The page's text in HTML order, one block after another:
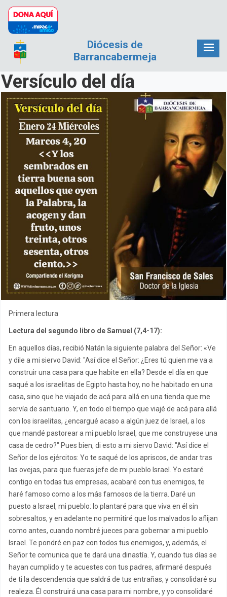
Pasar al contenido principal
Diócesis de
Barrancabermeja
Versículo del día
Primera lectura
Lectura del segundo libro de Samuel (7,4-17):
En aquellos días, recibió Natán la siguiente palabra del Señor: «Ve
y dile a mi siervo David: "Así dice el Señor: ¿Eres tú quien me va a
construir una casa para que habite en ella? Desde el día en que
saqué a los israelitas de Egipto hasta hoy, no he habitado en una
casa, sino que he viajado de acá para allá en una tienda que me
servía de santuario. Y, en todo el tiempo que viajé de acá para allá
con los israelitas, ¿encargué acaso a algún juez de Israel, a los
que mandé pastorear a mi pueblo Israel, que me construyese una
casa de cedro?" Pues bien, di esto a mi siervo David: "Así dice el
Señor de los ejércitos: Yo te saqué de los apriscos, de andar tras
las ovejas, para que fueras jefe de mi pueblo Israel. Yo estaré
contigo en todas tus empresas, acabaré con tus enemigos, te
haré famoso como a los más famosos de la tierra. Daré un
puesto a Israel, mi pueblo: lo plantaré para que viva en él sin
sobresaltos, y en adelante no permitiré que los malvados lo aflijan
como antes, cuando nombré jueces para gobernar a mi pueblo
Israel. Te pondré en paz con todos tus enemigos, y, además, el
Señor te comunica que te dará una dinastía. Y, cuando tus días se
hayan cumplido y te acuestes con tus padres, afirmaré después
de ti la descendencia que saldrá de tus entrañas, y consolidaré su
realeza. Él construirá una casa para mi nombre, y yo consolidaré